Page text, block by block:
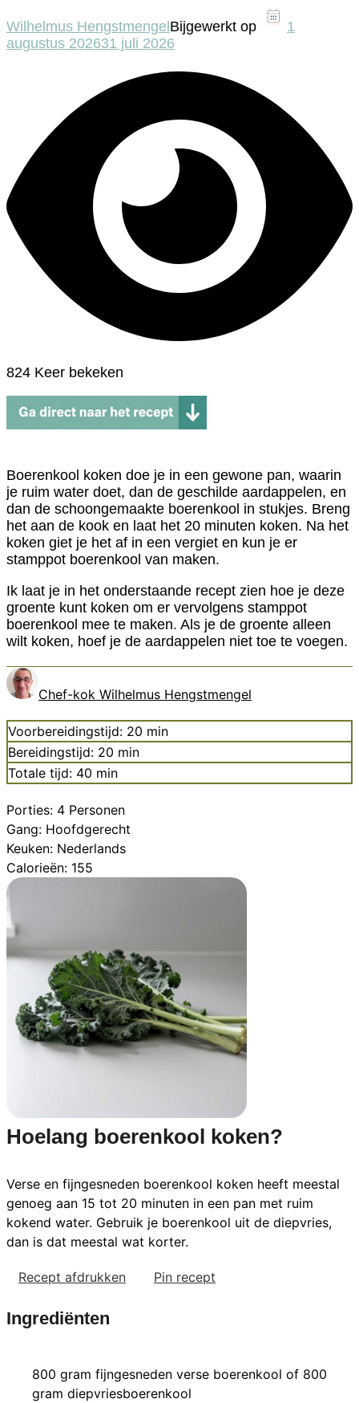
Wilhelmus HengstmengelBijgewerkt op
1
augustus 202631 juli 2026
824 Keer bekeken
Boerenkool koken doe je in een gewone pan, waarin
je ruim water doet, dan de geschilde aardappelen, en
dan de schoongemaakte boerenkool in stukjes. Breng
het aan de kook en laat het 20 minuten koken. Na het
koken giet je het af in een vergiet en kun je er
stamppot boerenkool van maken.
Ik laat je in het onderstaande recept zien hoe je deze
groente kunt koken om er vervolgens stamppot
boerenkool mee te maken. Als je de groente alleen
wilt koken, hoef je de aardappelen niet toe te voegen.
Chef-kok Wilhelmus Hengstmengel
Voorbereidingstijd: 20 minuten
min
Bereidingstijd: 20 minuten
min
Totale tijd: 40 minuten
min
Porties: 4 Personen
Gang: Hoofdgerecht
Keuken: Nederlands
Calorieën: 155
Hoelang boerenkool koken?
Verse en fijngesneden boerenkool koken heeft meestal
genoeg aan 15 tot 20 minuten in een pan met ruim
kokend water. Gebruik je boerenkool uit de diepvries,
dan is dat meestal wat korter.
Recept afdrukken Pin recept
Ingrediënten
800 gram fijngesneden verse boerenkool of 800
gram diepvriesboerenkool